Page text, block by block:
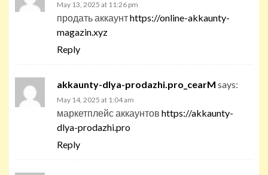
May 13, 2025 at 11:26 pm
продать аккаунтhttps://online-akkaunty-
magazin.xyz
Reply
akkaunty-dlya-prodazhi.pro_cearM says:
May 14, 2025 at 1:04 am
маркетплейс аккаунтов https://akkaunty-
dlya-prodazhi.pro
Reply